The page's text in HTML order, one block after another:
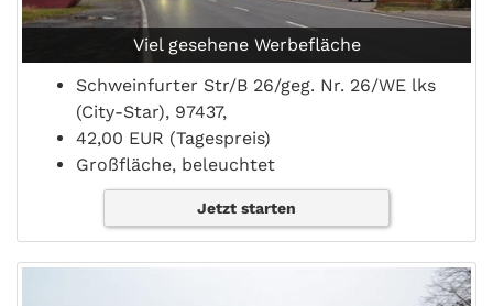
Viel gesehene Werbefläche
Schweinfurter Str/B 26/geg. Nr. 26/WE lks
(City-Star), 97437,
42,00 EUR (Tagespreis)
Großfläche, beleuchtet
Jetzt starten